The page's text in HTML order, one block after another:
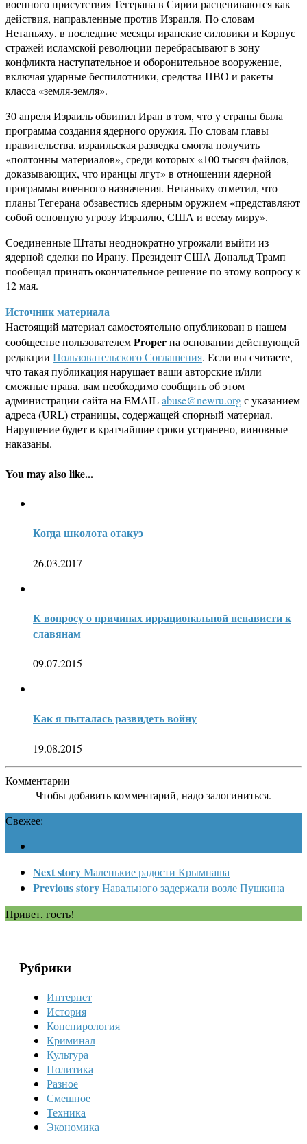
военного присутствия Тегерана в Сирии расцениваются как
действия, направленные против Израиля. По словам
Нетаньяху, в последние месяцы иранские силовики и Корпус
стражей исламской революции перебрасывают в зону
конфликта наступательное и оборонительное вооружение,
включая ударные беспилотники, средства ПВО и ракеты
класса «земля-земля».
30 апреля Израиль обвинил Иран в том, что у страны была
программа создания ядерного оружия. По словам главы
правительства, израильская разведка смогла получить
«полтонны материалов», среди которых «100 тысяч файлов,
доказывающих, что иранцы лгут» в отношении ядерной
программы военного назначения. Нетаньяху отметил, что
планы Тегерана обзавестись ядерным оружием «представляют
собой основную угрозу Израилю, США и всему миру».
Соединенные Штаты неоднократно угрожали выйти из
ядерной сделки по Ирану. Президент США Дональд Трамп
пообещал принять окончательное решение по этому вопросу к
12 мая.
Источник материала
Настоящий материал самостоятельно опубликован в нашем
сообществе пользователемProperна основании действующей
редакции Пользовательского Соглашения. Если вы считаете,
что такая публикация нарушает ваши авторские и/или
смежные права, вам необходимо сообщить об этом
администрации сайта на EMAILabuse@newru.orgс указанием
адреса (URL) страницы, содержащей спорный материал.
Нарушение будет в кратчайшие сроки устранено, виновные
наказаны.
You may also like...
Когда школота отакуэ
26.03.2017
К вопросу о причинах иррациональной ненависти к
славянам
09.07.2015
Как я пыталась развидеть войну
19.08.2015
Комментарии
Чтобы добавить комментарий, надо залогиниться.
Свежее:
Next storyМаленькие радости Крымнаша
Previous storyНавального задержали возле Пушкина
Привет, гость!
Рубрики
Интернет
История
Конспирология
Криминал
Культура
Политика
Разное
Смешное
Техника
Экономика